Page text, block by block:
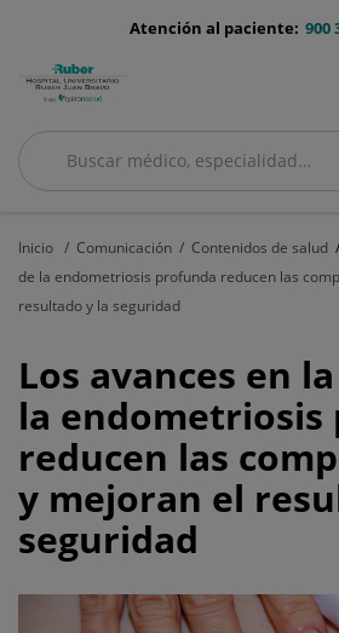
menu-
900
Atención al paciente:
Buscar
Buscar
Inicio Comunicación Contenidos de salud
de la endometriosis profunda reducen las
resultado y la seguridad
Los
avances
en
la
cirugía
de
Los avances en
la endometriosis
reducen las
y mejoran el
seguridad